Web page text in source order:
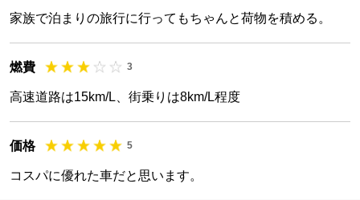
家族で泊まりの旅行に行ってもちゃんと荷物を積める。
燃費 3
高速道路は15km/L、街乗りは8km/L程度
価格 5
コスパに優れた車だと思います。